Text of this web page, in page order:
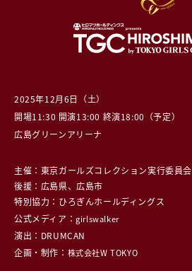
2025年12月6日（土）
開場11:30 開演13:00 終演18:00（予定）
広島グリーンアリーナ
主催：東京ガールズコレクション実行委員会
後援：広島県、広島市
特別協力：ひろぎんホールディングス
公式メディア：girlswalker
演出：DRUMCAN
企画・制作： 株式会社W TOKYO